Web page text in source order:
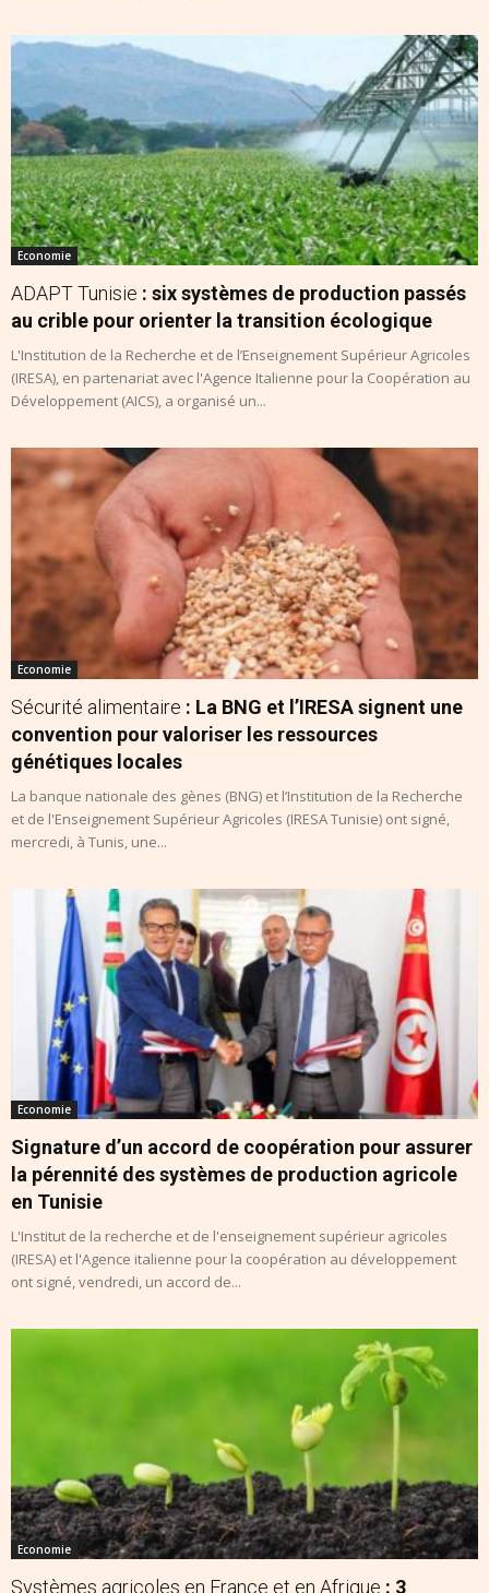
Economie
ADAPT Tunisie : six systèmes de production passés
au crible pour orienter la transition écologique
L'Institution de la Recherche et de l’Enseignement Supérieur Agricoles
(IRESA), en partenariat avec l'Agence Italienne pour la Coopération au
Développement (AICS), a organisé un...
Economie
Sécurité alimentaire : La BNG et l’IRESA signent une
convention pour valoriser les ressources
génétiques locales
La banque nationale des gènes (BNG) et l’Institution de la Recherche
et de l'Enseignement Supérieur Agricoles (IRESA Tunisie) ont signé,
mercredi, à Tunis, une...
Economie
Signature d’un accord de coopération pour assurer
la pérennité des systèmes de production agricole
en Tunisie
L'Institut de la recherche et de l'enseignement supérieur agricoles
(IRESA) et l'Agence italienne pour la coopération au développement
ont signé, vendredi, un accord de...
Economie
Systèmes agricoles en France et en Afrique : 3